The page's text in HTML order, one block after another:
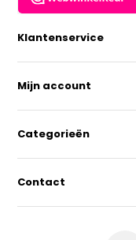
Klantenservice
Mijn account
Categorieën
Contact